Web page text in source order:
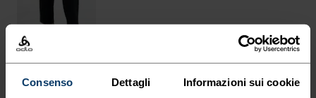
Consenso Dettagli Informazioni sui cookie